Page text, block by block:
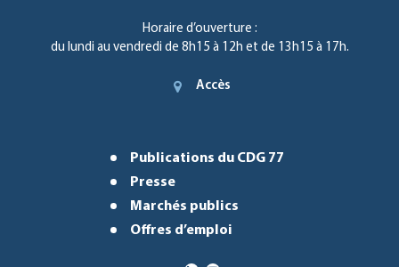
Horaire d’ouverture :
du lundi au vendredi de 8h15 à 12h et de 13h15 à 17h.
Accès
Publications du CDG 77
Presse
Marchés publics
Offres d’emploi